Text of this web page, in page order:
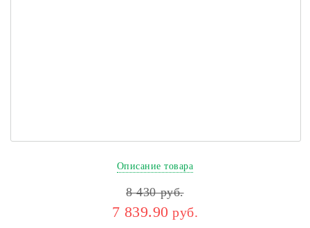
Описание товара
8 430руб.
7 839.90 руб.